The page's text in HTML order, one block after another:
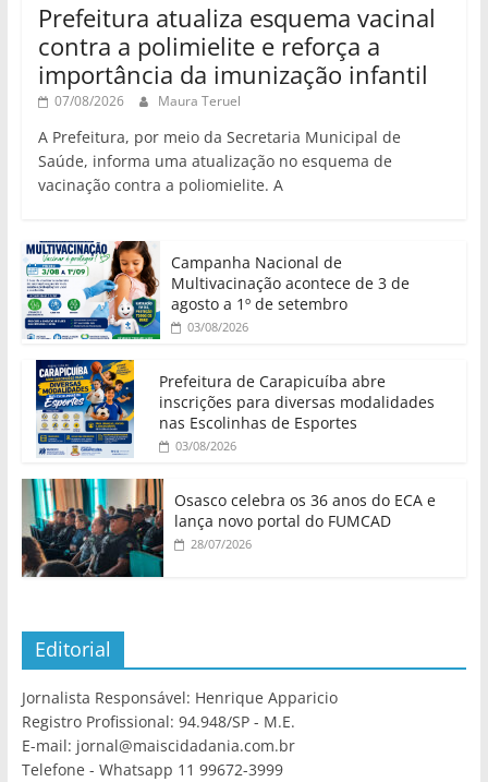
Prefeitura atualiza esquema vacinal
contra a polimielite e reforça a
importância da imunização infantil
07/08/2026 Maura Teruel
A Prefeitura, por meio da Secretaria Municipal de
Saúde, informa uma atualização no esquema de
vacinação contra a poliomielite. A
Campanha Nacional de
Multivacinação acontece de 3 de
agosto a 1º de setembro
03/08/2026
Prefeitura de Carapicuíba abre
inscrições para diversas modalidades
nas Escolinhas de Esportes
03/08/2026
Osasco celebra os 36 anos do ECA e
lança novo portal do FUMCAD
28/07/2026
Editorial
Jornalista Responsável: Henrique Apparicio
Registro Profissional: 94.948/SP - M.E.
E-mail: jornal@maiscidadania.com.br
Telefone - Whatsapp 11 99672-3999